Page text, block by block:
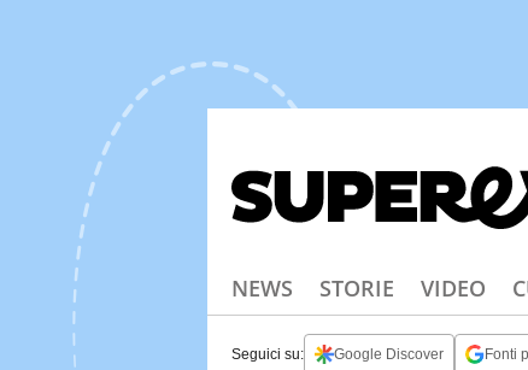
NEWS STORIE VIDEO
Seguici su: Google Discover Fonti